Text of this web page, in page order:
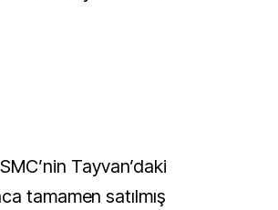
Tayvan’daki
tamamen satılmış